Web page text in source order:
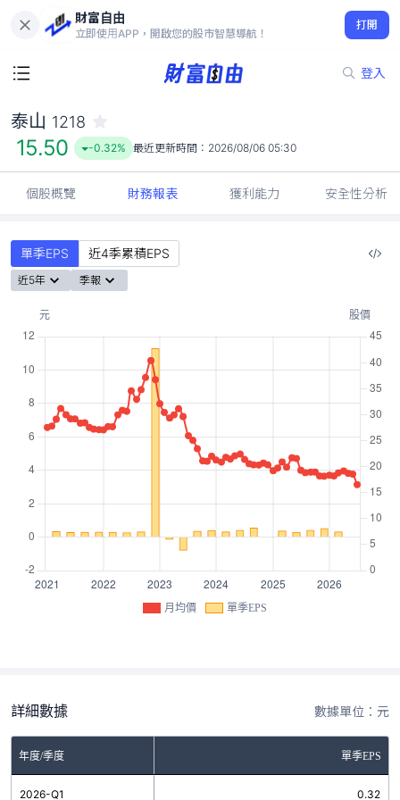
財富自由
立即使用APP，開啟您的股市智慧導航！
打開
登入
15.50
-0.32%
泰山 1218
15.50 -0.32% 最近更新時間： 2026/08/06 05:30
個股概覽 財務報表 獲利能力 安全性分析
單季EPS 近4季累積EPS
近5年 季報
月均價 單季EPS
詳細數據 數據單位：元
年度/季度 單季EPS
2026-Q1 0.32